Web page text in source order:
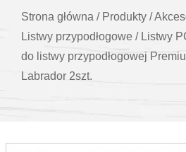
Strona główna / Produkty /
Listwy przypodłogowe / Listwy
do listwy przypodłogowej
Labrador 2szt.